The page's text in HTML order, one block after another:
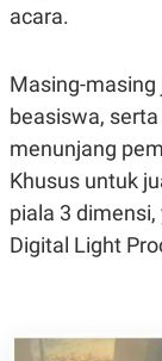
N
T
A
N
A
C
A
D
E
M
S
S
R
E
E
A
S
E
LK
acara.
Masing-
beasiswa,
menunjang
Khusus untuk
piala 3
Digital Light